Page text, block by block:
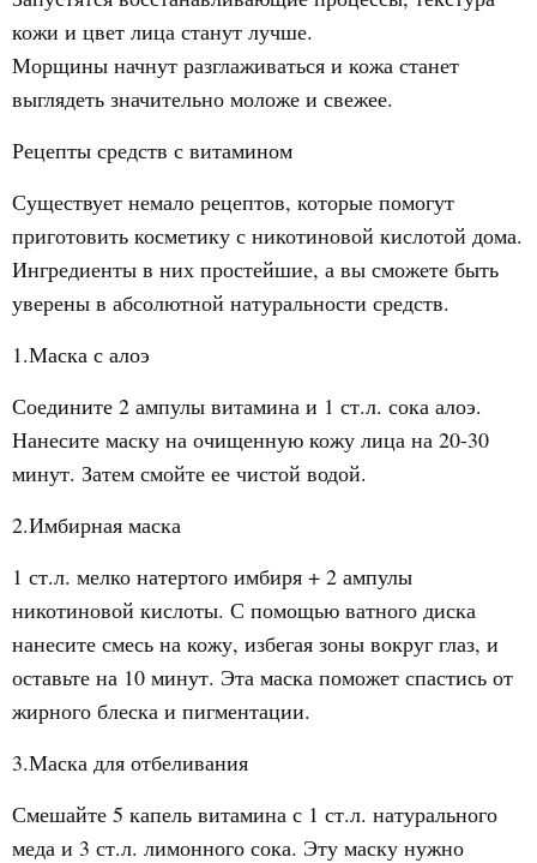
кожи и цвет лица станут лучше.
Морщины начнут разглаживаться и кожа станет
выглядеть значительно моложе и свежее.
Рецепты средств с витамином
Существует немало рецептов, которые помогут
приготовить косметику с никотиновой кислотой дома.
Ингредиенты в них простейшие, а вы сможете быть
уверены в абсолютной натуральности средств.
1.Маска с алоэ
Соедините 2 ампулы витамина и 1 ст.л. сока алоэ.
Нанесите маску на очищенную кожу лица на 20-30
минут. Затем смойте ее чистой водой.
2.Имбирная маска
1 ст.л. мелко натертого имбиря + 2 ампулы
никотиновой кислоты. С помощью ватного диска
нанесите смесь на кожу, избегая зоны вокруг глаз, и
оставьте на 10 минут. Эта маска поможет спастись от
жирного блеска и пигментации.
3.Маска для отбеливания
Смешайте 5 капель витамина с 1 ст.л. натурального
меда и 3 ст.л. лимонного сока. Эту маску нужно